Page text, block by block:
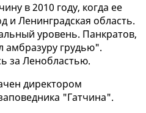
в 2010 году, когда ее
и Ленинградская область.
уровень. Панкратов,
грудью".
за Ленобластью.
директором
"Гатчина".